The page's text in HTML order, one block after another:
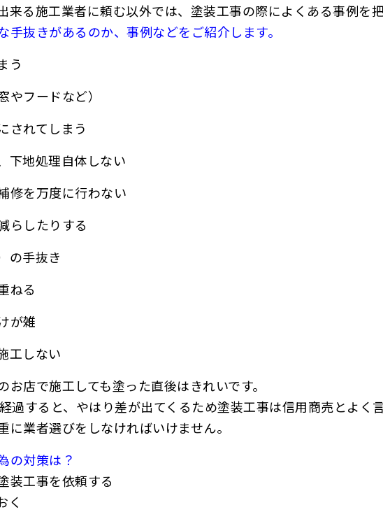
来る施工業者に頼む以外では、塗装工事の際によくある事例を
抜きがあるのか、事例などをご紹介します。
う
フードなど）
されてしまう
下地処理自体しない
修を万度に行わない
らしたりする
の手抜き
ねる
が雑
工しない
店で施工しても塗った直後はきれいです。
過すると、やはり差が出てくるため塗装工事は信用商売とよく言
業者選びをしなければいけません。
の対策は？
装工事を依頼する
く